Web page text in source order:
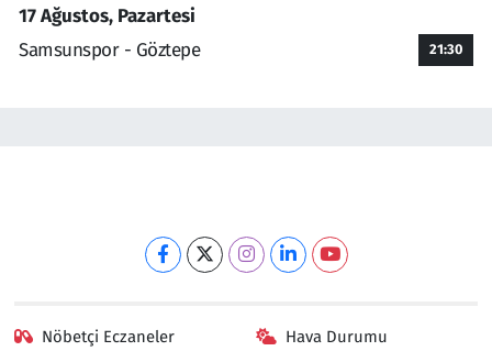
17 Ağustos, Pazartesi
Samsunspor - Göztepe
21:30
Nöbetçi Eczaneler Hava Durumu